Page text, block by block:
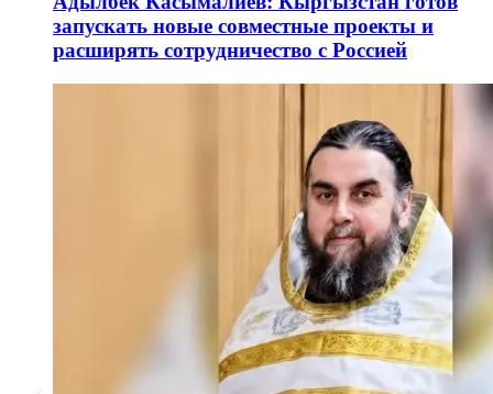
запускать новые совместные проекты и
расширять сотрудничество с Россией